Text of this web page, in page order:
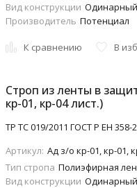
Вид конструкции
Производитель Потенциал
К сравнению В
Строп из ленты в
кр-01, кр-04 лист.)
ТР ТС 019/2011 ГОСТ Р ЕН 358-
Артикул: Aд з/о кр-01, кр-01,
Тип стропа Полиэфирная
Вид конструкции